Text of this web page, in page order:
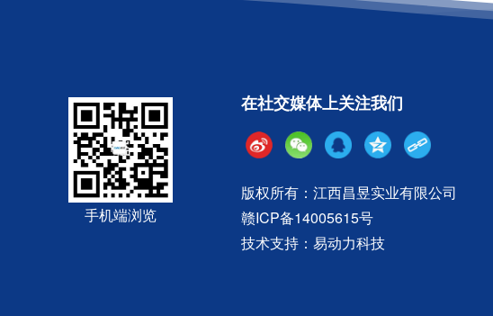
手机端浏览
在社交媒体上关注我们
版权所有：江西昌昱实业有限公司
赣ICP备14005615号
技术支持： 易动力科技